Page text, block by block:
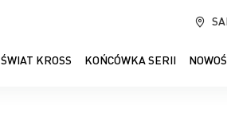
ŚWIAT KROSS KOŃCÓWKA SERII